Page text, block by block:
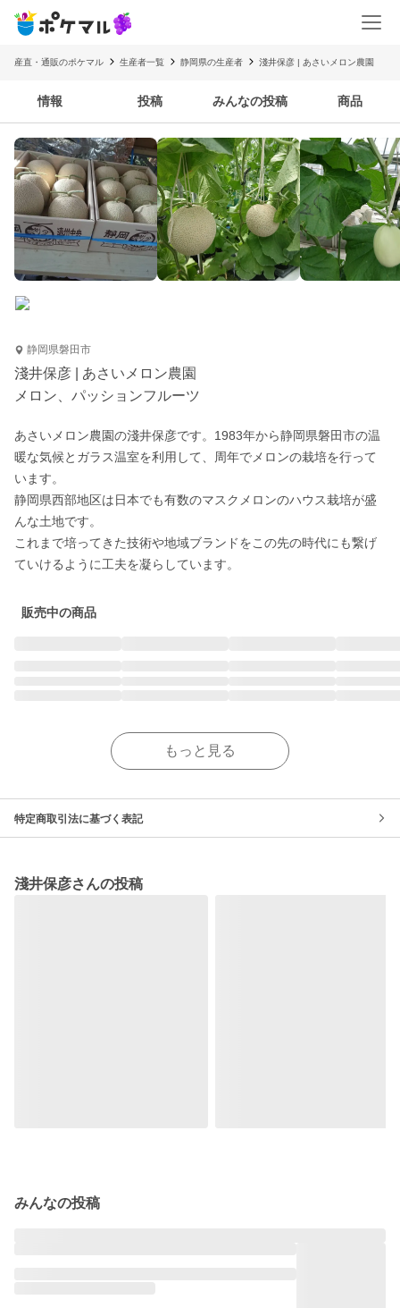
産直・通販のポケマル 生産者一覧 静岡県の生産者 淺井保彦 | あさいメロン農園
情報 投稿 みんなの投稿 商品
静岡県磐田市
淺井保彦 | あさいメロン農園
メロン、パッションフルーツ
あさいメロン農園の淺井保彦です。1983年から静岡県磐田市の温
暖な気候とガラス温室を利用して、周年でメロンの栽培を行って
います。
静岡県西部地区は日本でも有数のマスクメロンのハウス栽培が盛
んな土地です。
これまで培ってきた技術や地域ブランドをこの先の時代にも繋げ
販売中の商品
もっと見る
特定商取引法に基づく表記
淺井保彦さんの投稿
みんなの投稿